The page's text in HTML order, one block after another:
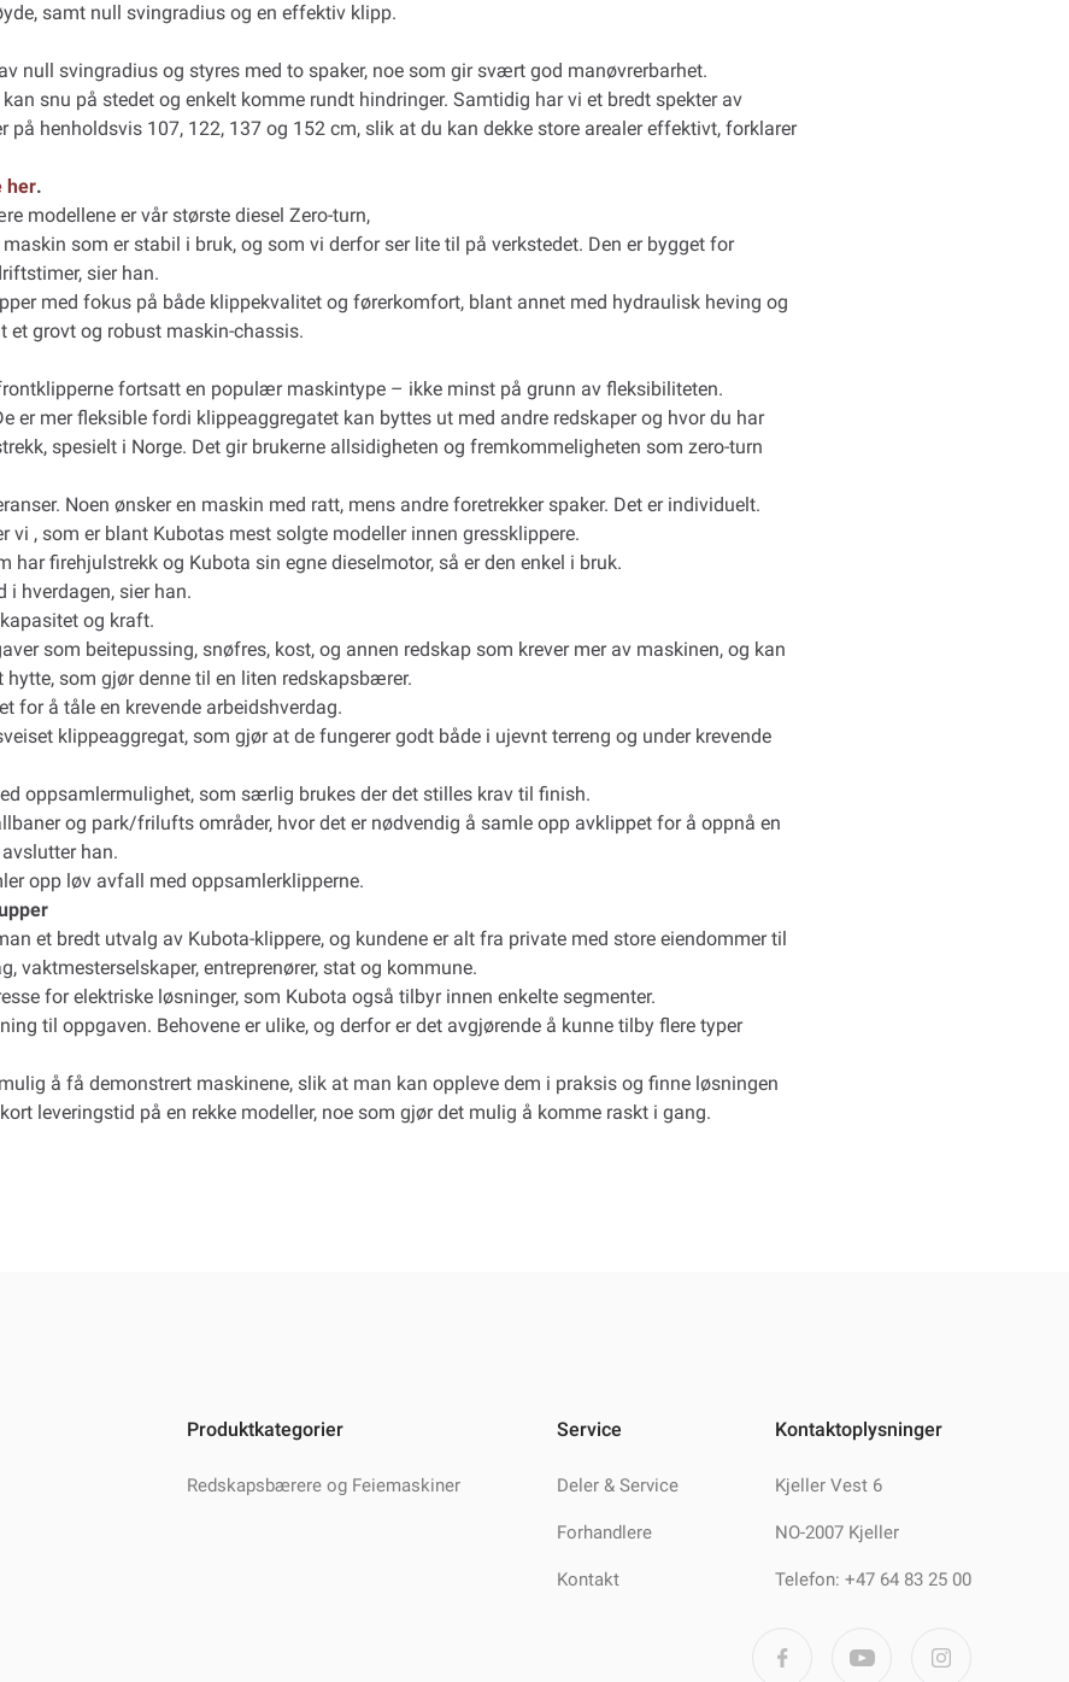
samt null svingradius og en effektiv klipp.
null svingradius og styres med to spaker, noe som gir svært god manøvrerbarhet.
snu på stedet og enkelt komme rundt hindringer. Samtidig har vi et bredt spekter av
på henholdsvis 107, 122, 137 og 152 cm, slik at du kan dekke store arealer effektivt, forklarer
her.
modellene er vår største diesel Zero-turn,
som er stabil i bruk, og som vi derfor ser lite til på verkstedet. Den er bygget for
sier han.
med fokus på både klippekvalitet og førerkomfort, blant annet med hydraulisk heving og
et grovt og robust maskin-chassis.
fortsatt en populær maskintype – ikke minst på grunn av fleksibiliteten.
er mer fleksible fordi klippeaggregatet kan byttes ut med andre redskaper og hvor du har
spesielt i Norge. Det gir brukerne allsidigheten og fremkommeligheten som zero-turn
Noen ønsker en maskin med ratt, mens andre foretrekker spaker. Det er individuelt.
vi , som er blant Kubotas mest solgte modeller innen gressklippere.
har firehjulstrekk og Kubota sin egne dieselmotor, så er den enkel i bruk.
i hverdagen, sier han.
og kraft.
som beitepussing, snøfres, kost, og annen redskap som krever mer av maskinen, og kan
som gjør denne til en liten redskapsbærer.
for å tåle en krevende arbeidshverdag.
klippeaggregat, som gjør at de fungerer godt både i ujevnt terreng og under krevende
oppsamlermulighet, som særlig brukes der det stilles krav til finish.
og park/frilufts områder, hvor det er nødvendig å samle opp avklippet for å oppnå en
han.
opp løv avfall med oppsamlerklipperne.
et bredt utvalg av Kubota-klippere, og kundene er alt fra private med store eiendommer til
vaktmesterselskaper, entreprenører, stat og kommune.
for elektriske løsninger, som Kubota også tilbyr innen enkelte segmenter.
til oppgaven. Behovene er ulike, og derfor er det avgjørende å kunne tilby flere typer
å få demonstrert maskinene, slik at man kan oppleve dem i praksis og finne løsningen
leveringstid på en rekke modeller, noe som gjør det mulig å komme raskt i gang.
Produktkategorier
Redskapsbærere og Feiemaskiner
Service
Deler & Service
Forhandlere
Kontakt
Kontaktoplysninger
Kjeller Vest 6
NO-2007 Kjeller
Telefon: +47 64 83 25 00